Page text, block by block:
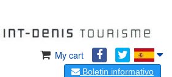
My cart
Boletin informativo